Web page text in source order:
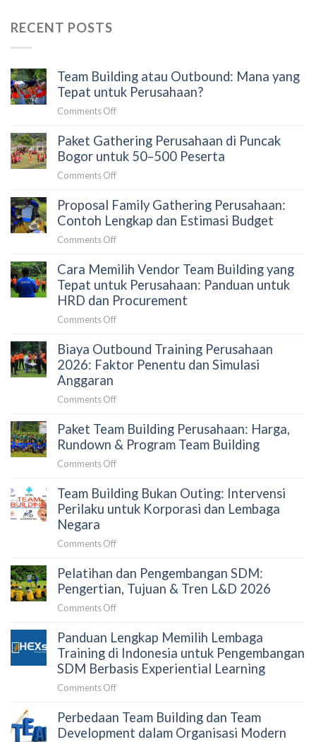
RECENT POSTS
Team Building atau Outbound: Mana yang
Tepat untuk Perusahaan?
Comments Offon
Building
atau
Tepat
untuk
Perusahaan?
Paket Gathering Perusahaan di Puncak
Bogor untuk 50–500 Peserta
Comments Offon
Gathering
Perusahaan
untuk
50–
500
Peserta
Proposal Family Gathering Perusahaan:
Contoh Lengkap dan Estimasi Budget
Comments Offon
Family
Gathering
Perusahaan:
Estimasi
Budget
Cara Memilih Vendor Team Building yang
Tepat untuk Perusahaan: Panduan untuk
HRD dan Procurement
Comments Offon
Memilih
Vendor
untuk
Perusahaan:
Panduan
HRD
dan
Procurement
Biaya Outbound Training Perusahaan
2026: Faktor Penentu dan Simulasi
Anggaran
Comments Offon
Outbound
Training
Perusahaan
Penentu
dan
Anggaran
Paket Team Building Perusahaan: Harga,
Rundown & Program Team Building
Comments Offon
Team
Building
Program
Team
Building
Team Building Bukan Outing: Intervensi
Perilaku untuk Korporasi dan Lembaga
Negara
Comments Offon
Building
Bukan
Outing:
untuk
Korporasi
dan
Lembaga
Pelatihan dan Pengembangan SDM:
Pengertian, Tujuan & Tren L&D 2026
Comments Offon
dan
Pengembangan
SDM:
Pengertian,
Tren
L&D
Panduan Lengkap Memilih Lembaga
Training di Indonesia untuk Pengembangan
SDM Berbasis Experiential Learning
Comments Offon
Lengkap
Memilih
Perbedaan Team Building dan Team
Development dalam Organisasi Modern